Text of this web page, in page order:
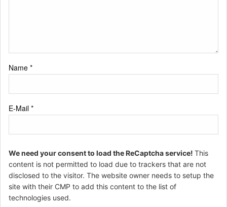
Name *
E-Mail *
We need your consent to load the ReCaptcha service! This
content is not permitted to load due to trackers that are not
disclosed to the visitor. The website owner needs to setup the
site with their CMP to add this content to the list of
technologies used.